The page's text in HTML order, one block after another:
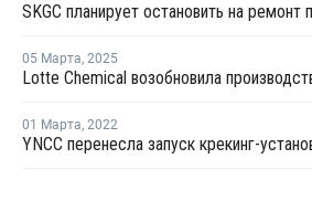
05 Марта, 2025
Lotte Chemical возобновила
01 Марта, 2022
YNCC перенесла запуск крекинг-